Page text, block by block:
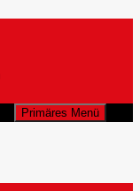
Primäres Menü